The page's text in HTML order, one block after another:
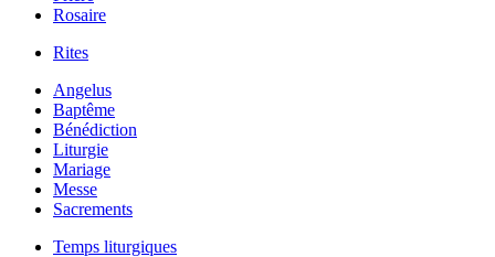
Rosaire
Rites
Angelus
Baptême
Bénédiction
Liturgie
Mariage
Messe
Sacrements
Temps liturgiques